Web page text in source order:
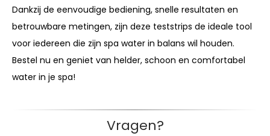
Dankzij de eenvoudige bediening, snelle resultaten en
betrouwbare metingen, zijn deze teststrips de ideale tool
voor iedereen die zijn spa water in balans wil houden.
Bestel nu en geniet van helder, schoon en comfortabel
water in je spa!
Vragen?